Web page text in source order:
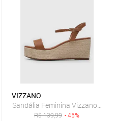
VIZZANO
Sandália Feminina Vizzano
R$139,99 - 45%